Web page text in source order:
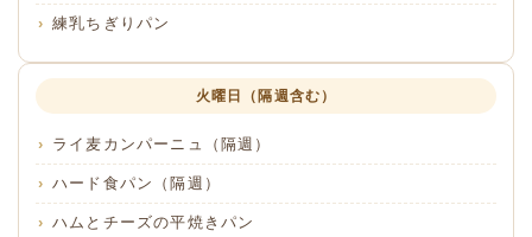
練乳ちぎりパン
火曜日（隔週含む）
ライ麦カンパーニュ（隔週）
ハード食パン（隔週）
ハムとチーズの平焼きパン